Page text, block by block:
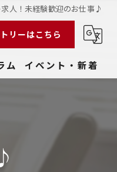
人！未経験歓迎のお仕事♪
リーはこちら
ム イベント・新着